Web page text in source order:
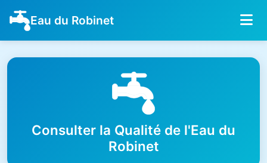
Eau du Robinet
Consulter la Qualité de l'Eau du
Robinet